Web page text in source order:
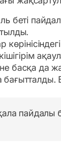
беті
кішігірім
басқа да
бағытталды.
пайдалы